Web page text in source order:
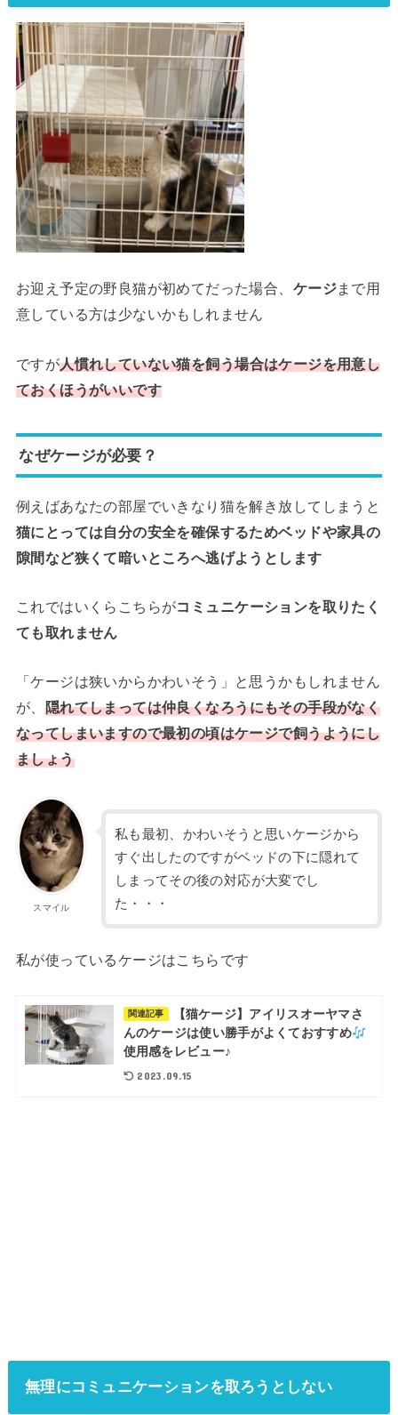
お迎え予定の野良猫が初めてだった場合、 ケージまで用
意している方は少ないかもしれません
ですが人慣れしていない猫を飼う場合はケージを用意し
ておくほうがいいです
なぜケージが必要？
例えばあなたの部屋でいきなり猫を解き放してしまうと
猫にとっては自分の安全を確保するためベッドや家具の
隙間など狭くて暗いところへ逃げようとします
これではいくらこちらがコミュニケーションを取りたく
ても取れません
「ケージは狭いからかわいそう」と思うかもしれません
が、 隠れてしまっては仲良くなろうにもその手段がなく
なってしまいますので最初の頃はケージで飼うようにし
ましょう
スマイル
私も最初、かわいそうと思いケージから
すぐ出したのですがベッドの下に隠れて
しまってその後の対応が大変でし
た・・・
私が使っているケージはこちらです
関連記事
【猫ケージ】アイリスオーヤマさ
んのケージは使い勝手がよくておすすめ
使用感をレビュー♪
2023.09.15
無理にコミュニケーションを取ろうとしない